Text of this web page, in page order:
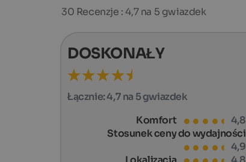
30 Recenzje : 4,7 na 5 gwiazdek
DOSKONAŁY
Łącznie:4,7 na 5 gwiazdek
Komfort
4,8
Stosunek ceny do wydajności
4,9